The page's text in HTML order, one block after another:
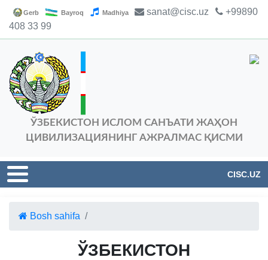
Gerb Bayroq Madhiya sanat@cisc.uz
+99890
408 33 99
ЎЗБЕКИСТОН ИСЛОМ САНЪАТИ ЖАҲОН
ЦИВИЛИЗАЦИЯНИНГ АЖРАЛМАС ҚИСМИ
CISC.UZ
Bosh sahifa
ЎЗБЕКИСТОН